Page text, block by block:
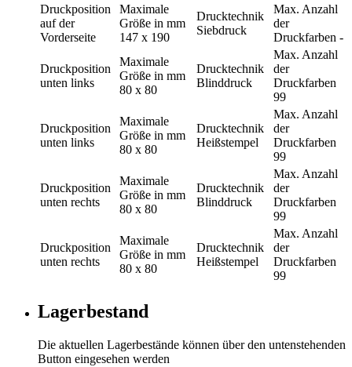
Druckposition
auf der
Vorderseite
Maximale
Größe in mm
147 x 190
Drucktechnik
Siebdruck
Max. Anzahl
der
Druckfarben -
Druckposition
unten links
Maximale
Größe in mm
80 x 80
Drucktechnik
Blinddruck
Max. Anzahl
der
Druckfarben
99
Druckposition
unten links
Maximale
Größe in mm
80 x 80
Drucktechnik
Heißstempel
Max. Anzahl
der
Druckfarben
99
Druckposition
unten rechts
Maximale
Größe in mm
80 x 80
Drucktechnik
Blinddruck
Max. Anzahl
der
Druckfarben
99
Druckposition
unten rechts
Maximale
Größe in mm
80 x 80
Drucktechnik
Heißstempel
Max. Anzahl
der
Druckfarben
99
Lagerbestand
Die aktuellen Lagerbestände können über den untenstehenden
Button eingesehen werden